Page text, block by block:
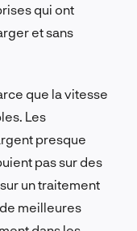
qui ont
et sans
que la vitesse
Les
presque
pas sur des
un traitement
meilleures